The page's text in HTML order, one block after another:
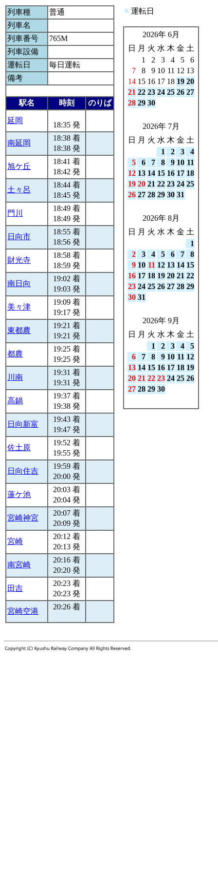
列車種
普通
列車名
列車番号
765M
列車設備
運転日
毎日運転
備考
駅名 時刻 のりば
延岡
18:35 発
南延岡
18:38 着
18:38 発
旭ケ丘
18:41 着
18:42 発
土々呂
18:44 着
18:45 発
門川
18:49 着
18:49 発
日向市
18:55 着
18:56 発
財光寺
18:58 着
18:59 発
南日向
19:02 着
19:03 発
美々津
19:09 着
19:17 発
東都農
19:21 着
19:21 発
都農
19:25 着
19:25 発
川南
19:31 着
19:31 発
高鍋
19:37 着
19:38 発
日向新富
19:43 着
19:47 発
佐土原
19:52 着
19:55 発
日向住吉
19:59 着
20:00 発
蓮ケ池
20:03 着
20:04 発
宮崎神宮
20:07 着
20:09 発
宮崎
20:12 着
20:13 発
南宮崎
20:16 着
20:20 発
田吉
20:23 着
20:23 発
宮崎空港
20:26 着
■ 運転日
2026年 6月
日
月 火 水 木 金 土
1
2 3 4 5
6
7
8 9 10 11 12 13
14 15 16 17 18 19 20
21 22 23 24 25 26 27
28 29 30
2026年 7月
日
月 火 水 木 金 土
1
2 3
4
5
6 7 8 9 10 11
12 13 14 15 16 17 18
19 20 21 22 23 24 25
26 27 28 29 30 31
2026年 8月
日
月 火 水 木 金 土
1
2
3 4 5 6 7
8
9 10 11 12 13 14 15
16 17 18 19 20 21 22
23 24 25 26 27 28 29
30 31
2026年 9月
日
月 火 水 木 金 土
1
2 3 4
5
6
7 8 9 10 11 12
13 14 15 16 17 18 19
20 21 22 23 24 25 26
27 28 29 30